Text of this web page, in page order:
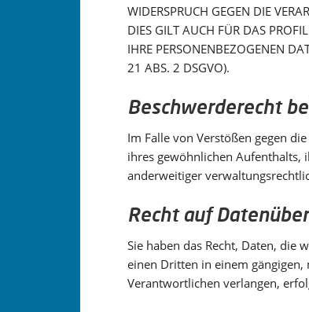
WIDERSPRUCH GEGEN DIE
DIES GILT AUCH FÜR DAS
IHRE PERSONENBEZOGENEN
21 ABS. 2 DSGVO).
Beschwerde­recht
Im Falle von Verstößen gegen
ihres gewöhnlichen Aufenthalts,
anderweitiger
Recht auf
Sie haben das Recht, Daten, die
einen Dritten in einem gängigen,
Verantwortlichen verlangen,